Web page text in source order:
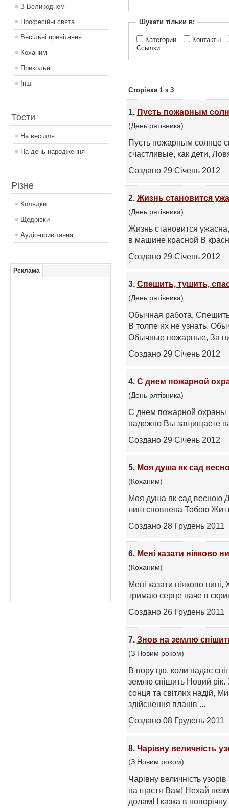
З Великоднем
Професійні свята
Весільні привітання
Коханим
Прикольні
Інші
Тости
На весілля
На день народження
Різне
Колядки
Щедрівки
Аудіо-привітання
Реклама
Шукати тільки в:
Категории
Контакты
Ссылки
Сторінка 1 з 3
1. Пусть пожарным
(День рятівника)
Пусть пожарным солнце
счастливые, как дети,
Создано 29 Січень 2012
2. Жизнь становится
(День рятівника)
Жизнь становится
в машине красной В
Создано 29 Січень 2012
3. Спешить, тушить,
(День рятівника)
Обычная работа,
В толпе их не узнать.
Обычные пожарные, За
Создано 29 Січень 2012
4. С днем пожарной
(День рятівника)
С днем пожарной
надежно Вы защищаете
Создано 29 Січень 2012
5. Моя душа як сад
(Коханим)
Моя душа як сад весною
лиш сповнена Тобою
Создано 28 Грудень 2011
6. Мені казати ніяково
(Коханим)
Мені казати ніяково нині,
тримаю серце наче в
Создано 26 Грудень 2011
7. Знов на землю
(З Новим роком)
В пору цю, коли падає
землю спішить Новий рік.
сонця та світлих надій,
здійснення планів ...
Создано 08 Грудень 2011
8. Чарівну величність
(З Новим роком)
Чарівну величність
на щастя Вам! Нехай
долам! І казка в